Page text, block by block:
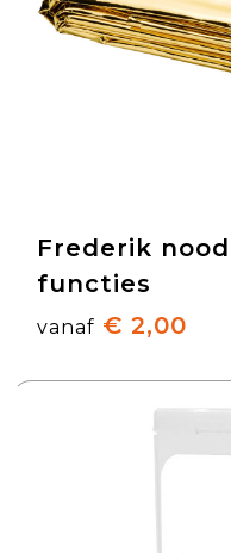
Frederik
functies
vanaf € 2,00